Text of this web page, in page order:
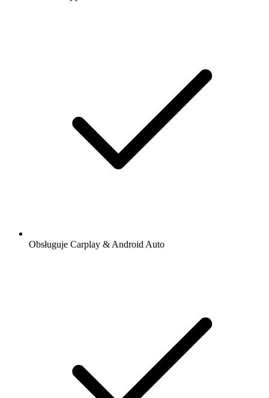
Obsługuje Carplay & Android Auto